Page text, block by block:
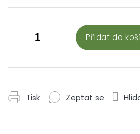
Přidat do
Tisk Zeptat se